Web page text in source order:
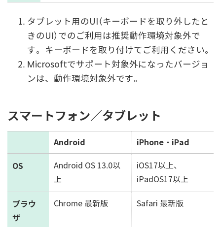
タブレット用のUI（キーボードを取り外したと
きのUI）でのご利用は推奨動作環境対象外で
す。キーボードを取り付けてご利用ください。
Microsoftでサポート対象外になったバージョ
ンは、動作環境対象外です。
スマートフォン／タブレット
Android iPhone・iPad
OS
Android OS 13.0以
上
iOS17以上、
iPadOS17以上
ブラウ
ザ
Chrome 最新版 Safari 最新版